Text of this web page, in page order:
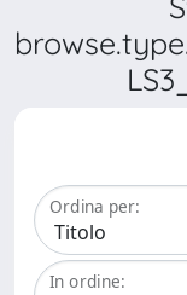
Ordina per:
In ordine: